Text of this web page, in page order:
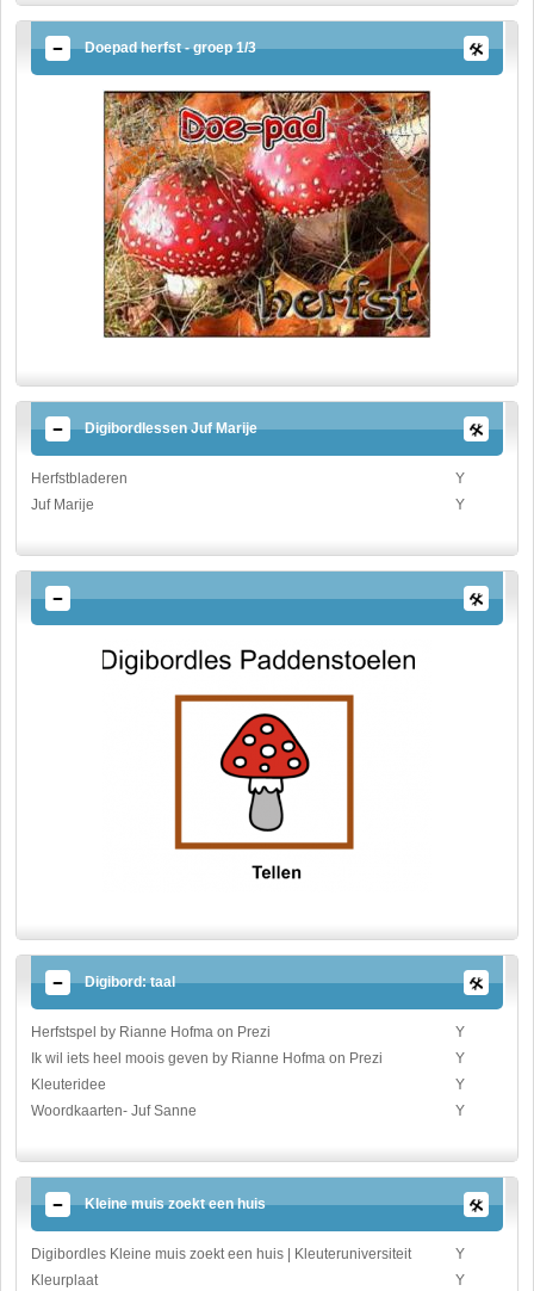
Doepad herfst - groep 1/3
Digibordlessen Juf Marije
Herfstbladeren
Y
Juf Marije
Y
Digibord: taal
Herfstspel by Rianne Hofma on Prezi
Y
Ik wil iets heel moois geven by Rianne Hofma on Prezi
Y
Kleuteridee
Y
Woordkaarten- Juf Sanne
Y
Kleine muis zoekt een huis
Digibordles Kleine muis zoekt een huis | Kleuteruniversiteit
Y
Kleurplaat
Y